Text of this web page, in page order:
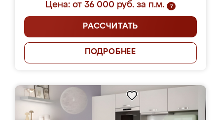
Цена: от 36 000 руб. за п.м.
?
РАССЧИТАТЬ
ПОДРОБНЕЕ